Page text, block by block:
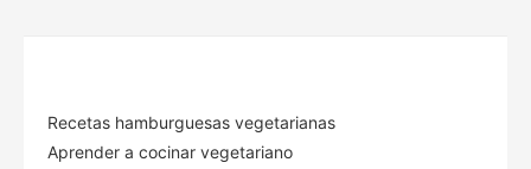
Recetas hamburguesas vegetarianas
Aprender a cocinar vegetariano